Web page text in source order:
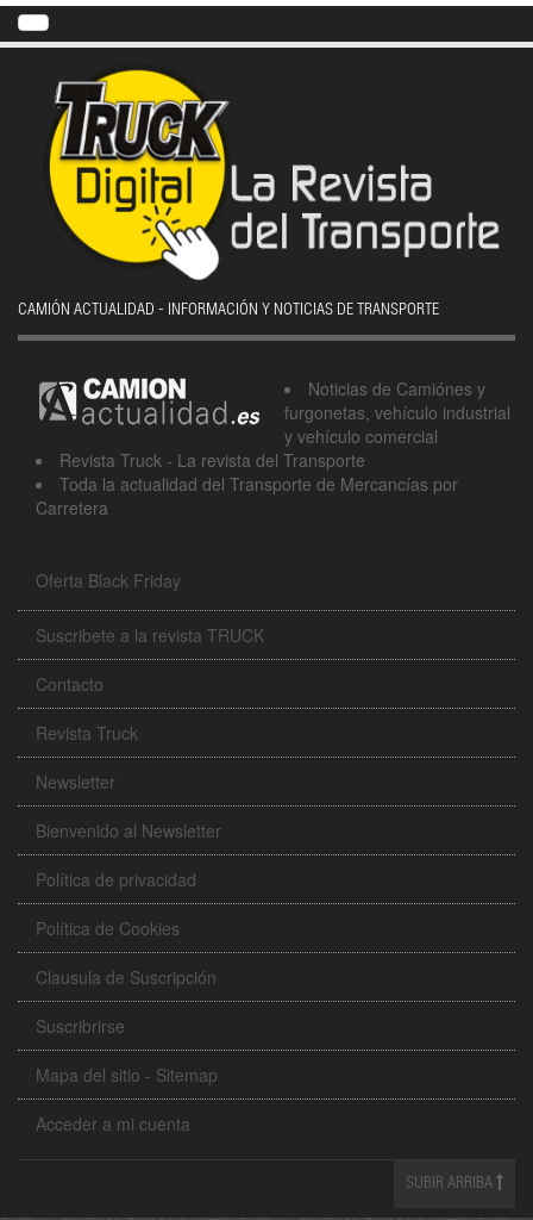
CAMIÓN ACTUALIDAD - INFORMACIÓN Y NOTICIAS DE TRANSPORTE
Noticias de Camiónes y
furgonetas, vehículo industrial
y vehículo comercial
Revista Truck - La revista del Transporte
Toda la actualidad del Transporte de Mercancías por
Carretera
Oferta Black Friday
Suscribete a la revista TRUCK
Contacto
Revista Truck
Newsletter
Bienvenido al Newsletter
Política de privacidad
Política de Cookies
Clausula de Suscripción
Suscribrirse
Mapa del sitio - Sitemap
Acceder a mi cuenta
SUBIR ARRIBA